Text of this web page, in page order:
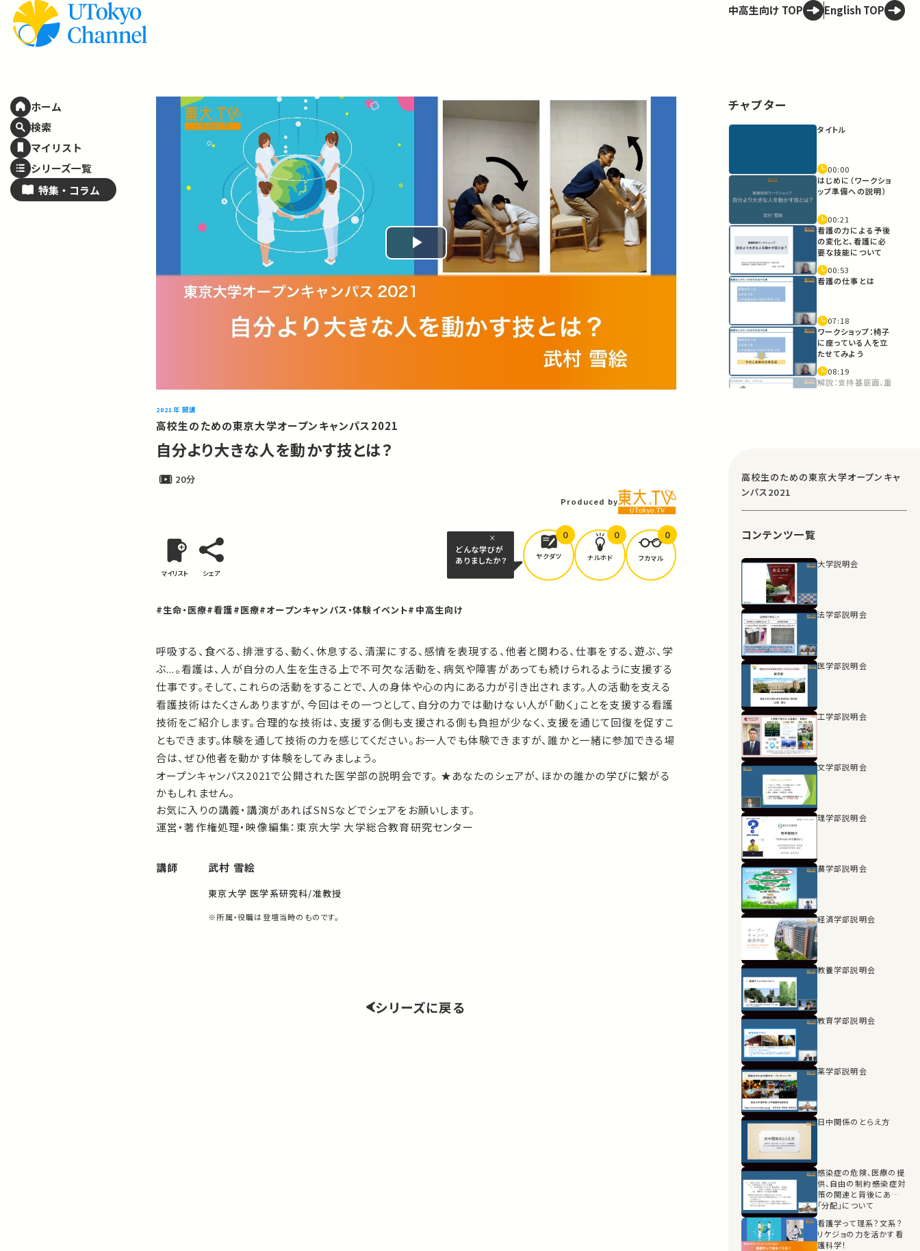
ホーム
検索
マイリスト
シリーズ一覧
特集・ コラム
中高生向け TOP English TOP
Play
Video
2021年 開講
高校生のための東京大学オープンキャンパス2021
自分より大きな人を動かす技とは？
20分
Produced by
マイリスト シェア
どんな学びが
ありましたか？
ヤクダツ
0
ナルホド
0
フカマル
0
#生命・医療#看護#医療#オープンキャンパス・体験イベント#中高生向け
呼吸する、食べる、排泄する、動く、休息する、清潔にする、感情を表現する、他者と関わる、仕事をする、遊ぶ、学
ぶ...。看護は、人が自分の人生を生きる上で不可欠な活動を、病気や障害があっても続けられるように支援する
仕事です。そして、これらの活動をすることで、人の身体や心の内にある力が引き出されます。人の活動を支える
看護技術はたくさんありますが、今回はその一つとして、自分の力では動けない人が「動く」ことを支援する看護
技術をご紹介します。合理的な技術は、支援する側も支援される側も負担が少なく、支援を通じて回復を促すこ
ともできます。体験を通して技術の力を感じてください。お一人でも体験できますが、誰かと一緒に参加できる場
合は、ぜひ他者を動かす体験をしてみましょう。
オープンキャンパス2021で公開された医学部の説明会です。 ★あなたのシェアが、ほかの誰かの学びに繋がる
かもしれません。
お気に入りの講義・講演があればSNSなどでシェアをお願いします。
運営・著作権処理・映像編集：東京大学 大学総合教育研究センター
講師 武村 雪絵
東京大学 医学系研究科/准教授
※所属・役職は登壇当時のものです。
シリーズに戻る
チャプター
タイトル
00:00
はじめに（ワークショ
ップ準備への説明）
00:21
看護の力による予後
の変化と、看護に必
要な技能について
00:53
看護の仕事とは
07:18
ワークショップ：椅子
に座っている人を立
たせてみよう
08:19
解説：支持基底面、重
17:44
解説：日常の動きの
高校生のための東京大学オープンキャ
ンパス2021
コンテンツ一覧
大学説明会
法学部説明会
医学部説明会
工学部説明会
文学部説明会
理学部説明会
農学部説明会
経済学部説明会
教養学部説明会
教育学部説明会
薬学部説明会
日中関係のとらえ方
感染症の危険、医療の提
供、自由の制約――感染症対
策の関連と背後にある
「分配」について
看護学って理系？文系？
リケジョの力を活かす看
護科学！